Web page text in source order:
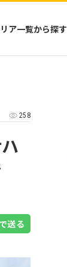
ア一覧から探す
イ
ロネシア
アニア
洋
258
送る